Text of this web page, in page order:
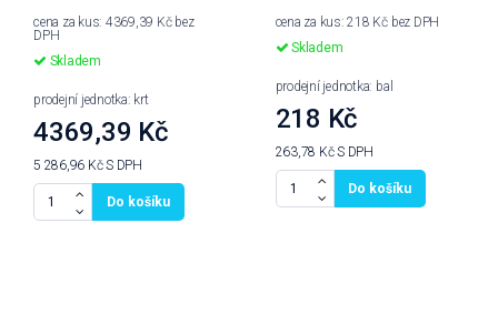
cena za kus: 4369,39 Kč bez
DPH
Skladem
prodejní jednotka: krt
4369,39 Kč
5 286,96 KčS DPH
Do košíku
cena za kus: 218 Kč bez DPH
Skladem
prodejní jednotka: bal
218 Kč
263,78 KčS DPH
Do košíku